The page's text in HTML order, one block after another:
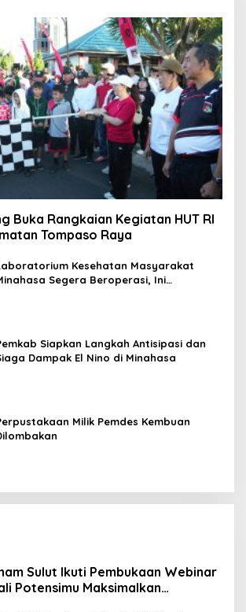
Buka Rangkaian Kegiatan HUT RI
Tompaso Raya
Kesehatan Masyarakat
Segera Beroperasi, Ini
Siapkan Langkah Antisipasi dan
Dampak El Nino di Minahasa
Milik Pemdes Kembuan
Sulut Ikuti Pembukaan Webinar
Potensimu Maksimalkan